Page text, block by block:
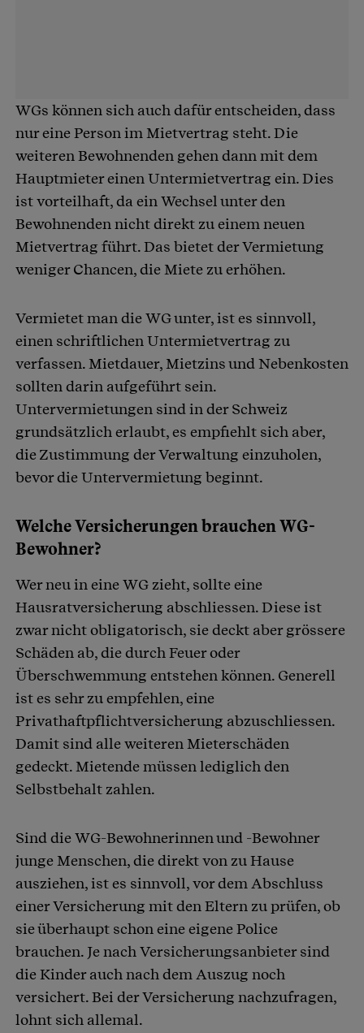
WGs können sich auch dafür entscheiden, dass
nur eine Person im Mietvertrag steht. Die
weiteren Bewohnenden gehen dann mit dem
Hauptmieter einen Untermietvertrag ein. Dies
ist vorteilhaft, da ein Wechsel unter den
Bewohnenden nicht direkt zu einem neuen
Mietvertrag führt. Das bietet der Vermietung
weniger Chancen, die Miete zu erhöhen.
Vermietet man die WG unter, ist es sinnvoll,
einen schriftlichen Untermietvertrag zu
verfassen. Mietdauer, Mietzins und Nebenkosten
sollten darin aufgeführt sein.
Untervermietungen sind in der Schweiz
grundsätzlich erlaubt, es empfiehlt sich aber,
die Zustimmung der Verwaltung einzuholen,
bevor die Untervermietung beginnt.
Welche Versicherungen brauchen WG-
Bewohner?
Wer neu in eine WG zieht, sollte eine
Hausratversicherung abschliessen. Diese ist
zwar nicht obligatorisch, sie deckt aber grössere
Schäden ab, die durch Feuer oder
Überschwemmung entstehen können. Generell
ist es sehr zu empfehlen, eine
Privathaftpflichtversicherung abzuschliessen.
Damit sind alle weiteren Mieterschäden
gedeckt. Mietende müssen lediglich den
Selbstbehalt zahlen.
Sind die WG-Bewohnerinnen und -Bewohner
junge Menschen, die direkt von zu Hause
ausziehen, ist es sinnvoll, vor dem Abschluss
einer Versicherung mit den Eltern zu prüfen, ob
sie überhaupt schon eine eigene Police
brauchen. Je nach Versicherungsanbieter sind
die Kinder auch nach dem Auszug noch
versichert. Bei der Versicherung nachzufragen,
lohnt sich allemal.